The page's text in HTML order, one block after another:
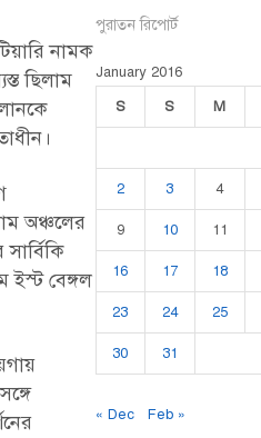
নামক
ছিলাম
অঞ্চলের
ইস্ট বেঙ্গল
পুরাতন রিপোর্ট
January 2016
S
S M
2 3 4
9 10 11
16 17 18
23 24 25
30 31
« Dec Feb »